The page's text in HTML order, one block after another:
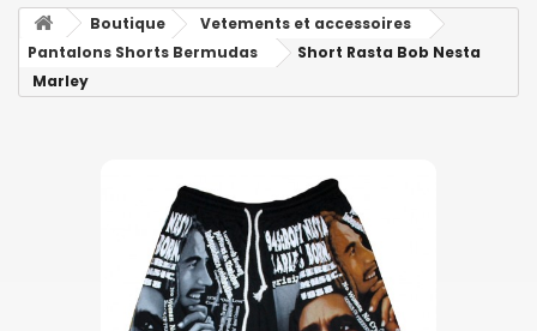
Boutique
Vetements et accessoires
Pantalons Shorts Bermudas
Short Rasta Bob Nesta
Marley